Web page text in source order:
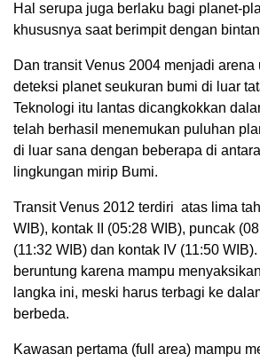
Hal serupa juga berlaku bagi planet-
khususnya saat berimpit dengan
Dan transit Venus 2004 menjadi
deteksi planet seukuran bumi di luar
Teknologi itu lantas dicangkokkan
telah berhasil menemukan puluhan
di luar sana dengan beberapa di
lingkungan mirip Bumi.
Transit Venus 2012 terdiri atas lima
WIB), kontak II (05:28 WIB), puncak
(11:32 WIB) dan kontak IV (11:50
beruntung karena mampu
langka ini, meski harus terbagi ke
berbeda.
Kawasan pertama (full area) mampu